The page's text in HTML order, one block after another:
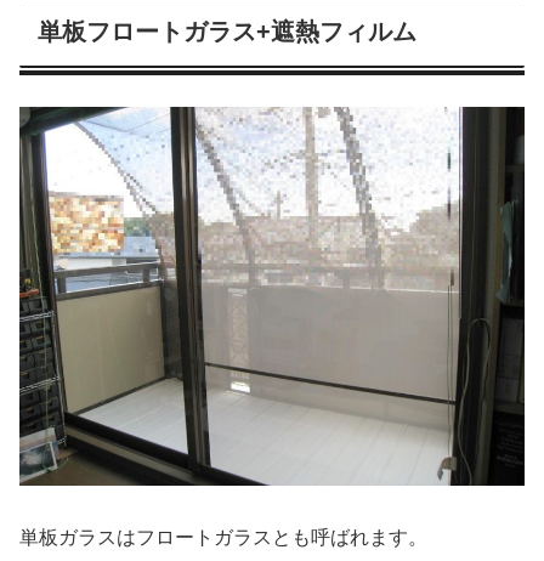
単板フロートガラス+遮熱フィルム
単板ガラスはフロートガラスとも呼ばれます。